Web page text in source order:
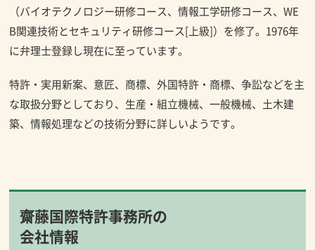
（バイオテクノロジー研修コース、情報工学研修コース、WE
B関連技術とセキュリティ研修コース[上級]）を修了。1976年
に弁理士登録し現在に至っています。
特許・実用新案、意匠、商標、外国特許・商標、争訟などを主
な取扱分野としており、生産・組立機械、一般機械、土木建
築、情報処理などの技術分野に詳しいようです。
齋藤国際特許事務所の
会社情報